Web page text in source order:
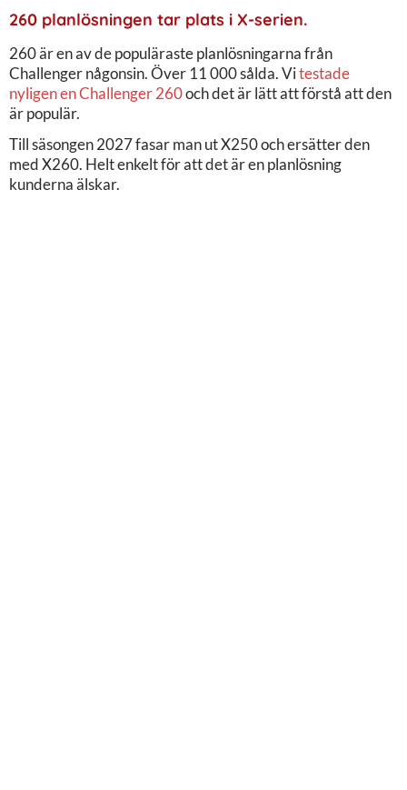
260 planlösningen tar plats i X-serien.
260 är en av de populäraste planlösningarna från
Challenger någonsin. Över 11 000 sålda. Vitestade
nyligen en Challenger 260och det är lätt att förstå att den
är populär.
Till säsongen 2027 fasar man ut X250 och ersätter den
med X260. Helt enkelt för att det är en planlösning
kunderna älskar.